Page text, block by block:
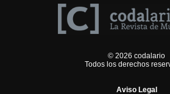
© 2026 codalario
Todos los derechos
Aviso Legal